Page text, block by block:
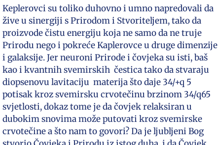
Keplerovci su toliko duhovno i umno napredovali da
žive u sinergiji s Prirodom i Stvoriteljem, tako da
proizvode čistu energiju koja ne samo da ne truje
Prirodu nego i pokreće Kaplerovce u druge dimenzije
i galaksije. Jer neuroni Prirode i čovjeka su isti, baš
kao i kvantnih svemirskih čestica tako da stvaraju
diopsenovu lavitaciju materija što daje 34/+q 5
potisak kroz svemirsku crvotečinu brzinom 34/q65
svjetlosti, dokaz tome je da čovjek relaksiran u
dubokim snovima može putovati kroz svemirske
crvotečine a što nam to govori? Da je ljubljeni Bog